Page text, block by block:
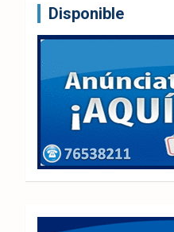
Disponible